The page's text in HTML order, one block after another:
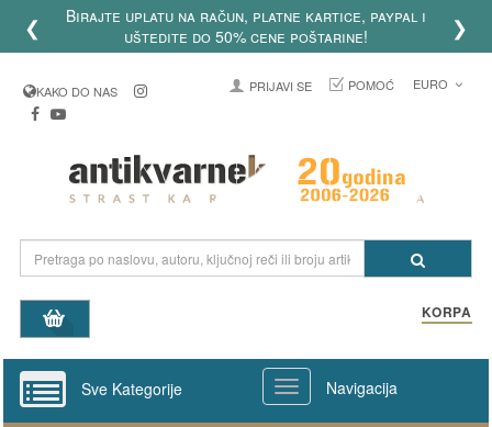
❮
Birajte uplatu na račun, platne kartice, paypal i
uštedite do 50% cene poštarine!
❯
KAKO DO NAS PRIJAVI SE POMOĆ EURO
KORPA
Sve Kategorije Navigacija